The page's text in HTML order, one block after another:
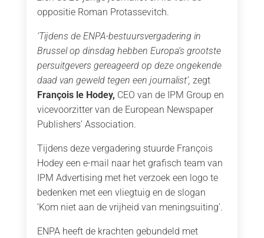
oppositie Roman Protassevitch.
‘Tijdens de ENPA-bestuursvergadering in
Brussel op dinsdag hebben Europa’s grootste
persuitgevers gereageerd op deze ongekende
daad van geweld tegen een journalist’, zegt
François le Hodey, CEO van de IPM Group en
vicevoorzitter van de European Newspaper
Publishers’ Association.
Tijdens deze vergadering stuurde François
Hodey een e-mail naar het grafisch team van
IPM Advertising met het verzoek een logo te
bedenken met een vliegtuig en de slogan
‘Kom niet aan de vrijheid van meningsuiting’.
ENPA heeft de krachten gebundeld met